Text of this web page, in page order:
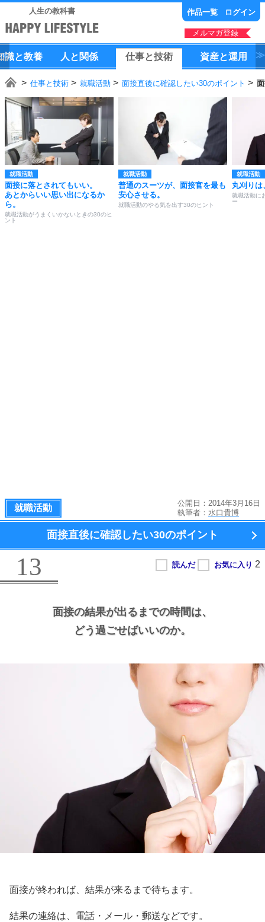
人生の教科書 作品一覧 ログイン
メルマガ登録
識と教養 人 と 関係 仕事と技術 資産と運用
仕事と技術 就職活動 面接直後に確認したい30のポイント
就職活動
面接に落とされてもいい。
あとからいい思い出になるか
ら。
就職活動がうまくいかないときの30のヒ
ント
就職活動
普通のスーツが、面接官を最も
安心させる。
就職活動のやる気を出す30のヒント
就職活動
丸刈り
就職活動に
ー
就職活動
公開日：2014年3月16日
執筆者： 水口貴博
面接直後に確認したい30のポイント
13
面接の結果が出るまでの時間は、
どう過ごせばいいのか。
面接が終われば、結果が来るまで待ちます。
結果の連絡は、電話・メール・郵送などです。